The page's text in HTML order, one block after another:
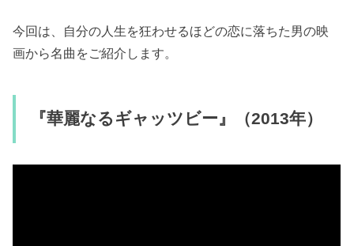
今回は、自分の人生を狂わせるほどの恋に落ちた男の映
画から名曲をご紹介します。
『華麗なるギャッツビー』（2013年）